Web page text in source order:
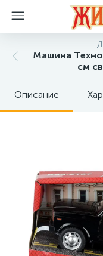
Машина
см
Описание